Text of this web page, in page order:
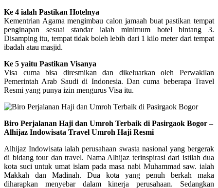
Ke 4 ialah Pastikan Hotelnya
Kementrian Agama mengimbau calon jamaah buat pastikan tempat
penginapan sesuai standar ialah minimum hotel bintang 3.
Disamping itu, tempat tidak boleh lebih dari 1 kilo meter dari tempat
ibadah atau masjid.
Ke 5 yaitu Pastikan Visanya
Visa cuma bisa diresmikan dan dikeluarkan oleh Perwakilan
Pemerintah Arab Saudi di Indonesia. Dan cuma beberapa Travel
Resmi yang punya izin mengurus Visa itu.
Biro Perjalanan Haji dan Umroh Terbaik di Pasirgaok Bogor –
Alhijaz Indowisata Travel Umroh Haji Resmi
Alhijaz Indowisata ialah perusahaan swasta nasional yang bergerak
di bidang tour dan travel. Nama Alhijaz terinspirasi dari istilah dua
kota suci untuk umat islam pada masa nabi Muhammad saw. ialah
Makkah dan Madinah. Dua kota yang penuh berkah maka
diharapkan menyebar dalam kinerja perusahaan. Sedangkan